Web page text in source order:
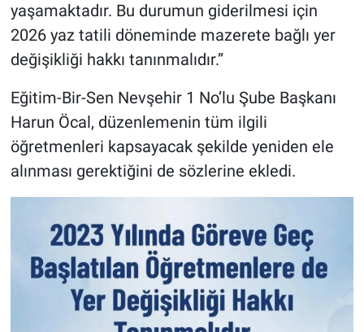
yaşamaktadır. Bu durumun giderilmesi için
2026 yaz tatili döneminde mazerete bağlı yer
değişikliği hakkı tanınmalıdır.”
Eğitim-Bir-Sen Nevşehir 1 No’lu Şube Başkanı
Harun Öcal, düzenlemenin tüm ilgili
öğretmenleri kapsayacak şekilde yeniden ele
alınması gerektiğini de sözlerine ekledi.